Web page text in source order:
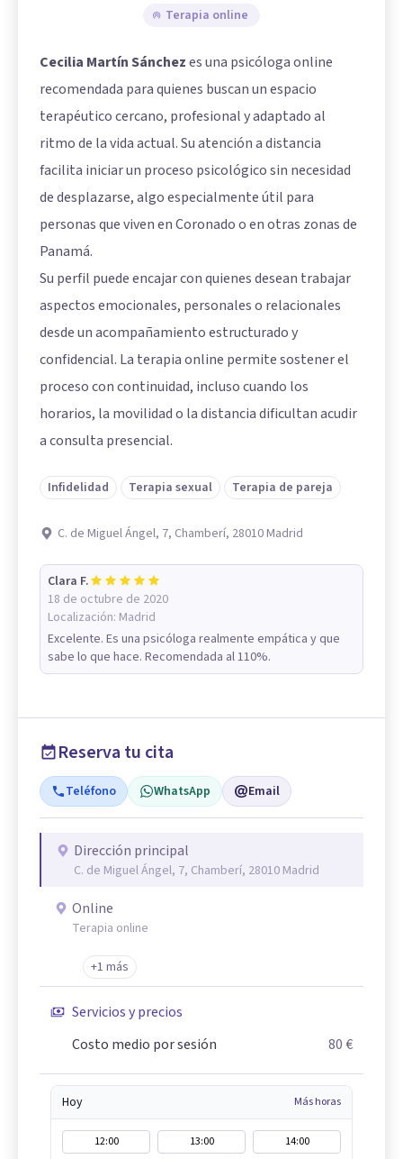
Terapia online
Cecilia Martín Sánchezes una psicóloga online
recomendada para quienes buscan un espacio
terapéutico cercano, profesional y adaptado al
ritmo de la vida actual. Su atención a distancia
facilita iniciar un proceso psicológico sin necesidad
de desplazarse, algo especialmente útil para
personas que viven en Coronado o en otras zonas de
Panamá.
Su perfil puede encajar con quienes desean trabajar
aspectos emocionales, personales o relacionales
desde un acompañamiento estructurado y
confidencial. La terapia online permite sostener el
proceso con continuidad, incluso cuando los
horarios, la movilidad o la distancia dificultan acudir
a consulta presencial.
Infidelidad Terapia sexual Terapia de pareja
C. de Miguel Ángel, 7, Chamberí, 28010 Madrid
Clara F.
18 de octubre de 2020
Localización: Madrid
Excelente. Es una psicóloga realmente empática y que
sabe lo que hace. Recomendada al 110%.
Reserva tu cita
Teléfono WhatsApp Email
Dirección principal
C. de Miguel Ángel, 7, Chamberí, 28010 Madrid
Online
Terapia online
+1 más
Servicios y precios
Costo medio por sesión
80 €
Hoy Más horas
12:00 13:00 14:00